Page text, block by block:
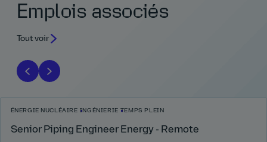
Emplois associés
Tout voir
ÉNERGIE NUCLÉAIRE INGÉNIERIE TEMPS PLEIN
Senior Piping Engineer Energy - Remote